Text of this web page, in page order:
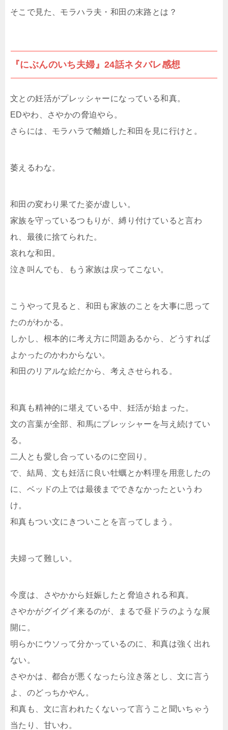
そこで見た、モラハラ夫・和田の末路とは？
『にぶんのいち夫婦』24話ネタバレ感想
文との妊活がプレッシャーになっている和真。
EDやわ、さやかの脅迫やら。
さらには、モラハラで離婚した和田を見に行けと。
萎えるわな。
和田の変わり果てた姿が虚しい。
家族を守っているつもりが、縛り付けていると言わ
れ、最後に捨てられた。
哀れな和田。
泣き叫んでも、もう家族は戻ってこない。
こうやって見ると、和田も家族のことを大事に思って
たのがわかる。
しかし、根本的に考え方に問題あるから、どうすれば
よかったのかわからない。
和田のリアルな絵だから、考えさせられる。
和真も精神的に堪えている中、妊活が始まった。
文の言葉が全部、和馬にプレッシャーを与え続けてい
る。
二人とも愛し合っているのに空回り。
で、結局、文も妊活に良い牡蠣とか料理を用意したの
に、ベッドの上では最後までできなかったというわ
け。
和真もつい文にきついことを言ってしまう。
夫婦って難しい。
今度は、さやかから妊娠したと脅迫される和真。
さやかがグイグイ来るのが、まるで昼ドラのような展
開に。
明らかにウソって分かっているのに、和真は強く出れ
ない。
さやかは、都合が悪くなったら泣き落とし、文に言う
よ、のどっちかやん。
和真も、文に言われたくないって言うこと聞いちゃう
当たり、甘いわ。